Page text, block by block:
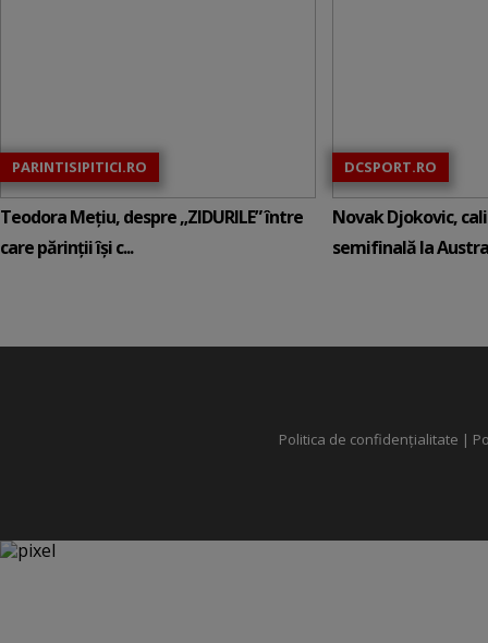
PARINTISIPITICI.RO
Teodora Mețiu, despre „ZIDURILE” între
care părinții își c...
DCSPORT.RO
Novak Djokovic,
semifinală la
Politica de confidențialitate |